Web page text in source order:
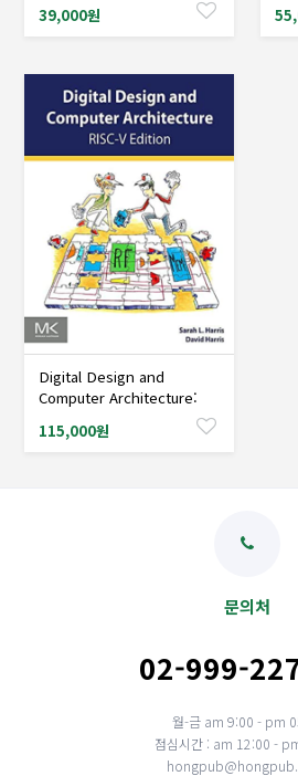
39,000원
샘플도서신청
Digital Design and
Computer Architecture:
115,000원
문의처
02-999-
월-금 am 9:00 - pm
점심시간 : am 12:00 -